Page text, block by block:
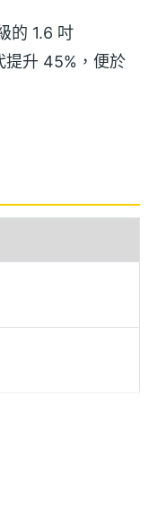
的 1.6 吋
提升 45%，便於
內建超過 100 款
錶面，或以自身
急服務。
合金材質製成，
具外觀質感，戶
常穿搭增添色
最高擁有長達
充電。
運動模式，能夠